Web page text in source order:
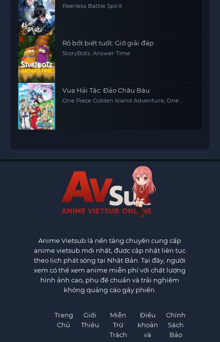
Peerless Battle Spirit
Rô bốt biết tuốt: Giờ giải đáp
StoryBots: Answer Time
Vua Hải Tặc: Đảo Châu Báu
One Piece Golden Island Adventure, One
Anime Vietsub là nền tảng chuyên cung cấp
anime vietsub mới nhất, được cập nhật liên tục
theo lịch phát sóng tại Nhật Bản. Tại đây, người
xem có thể xem anime miễn phí với chất lượng
hình ảnh cao, phụ đề chuẩn và trải nghiệm
không quảng cáo gây phiền.
Trang
Chủ
Giới
Thiệu
Miễn
Trừ
Trách
Điều
khoản
và
Chính
Sách
Bảo